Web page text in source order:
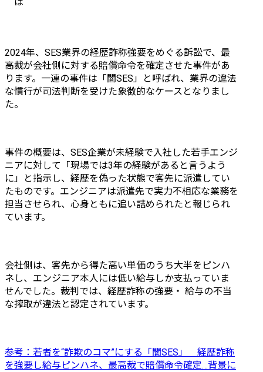
2024年、SES業界の経歴詐称強要をめぐる訴訟で、最
高裁が会社側に対する賠償命令を確定させた事件があ
ります。一連の事件は「闇SES」と呼ばれ、業界の違法
な慣行が司法判断を受けた象徴的なケースとなりまし
た。
事件の概要は、SES企業が未経験で入社した若手エンジ
ニアに対して「現場では3年の経験があると言うよう
に」と指示し、経歴を偽った状態で客先に派遣してい
たものです。エンジニアは派遣先で実力不相応な業務を
担当させられ、心身ともに追い詰められたと報じられ
ています。
会社側は、客先から得た高い単価のうち大半をピンハ
ネし、エンジニア本人には低い給与しか支払っていま
せんでした。裁判では、経歴詐称の強要・ 給与の不当
な搾取が違法と認定されています。
参考：若者を“詐欺のコマ”にする「闇SES」　経歴詐称
を強要し給与ピンハネ、最高裁で賠償命令確定…背景に